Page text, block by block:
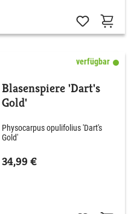
verfügbar
Blasenspiere 'Dart's
Gold'
Physocarpus opulifolius 'Dart's
Gold'
34,99 €